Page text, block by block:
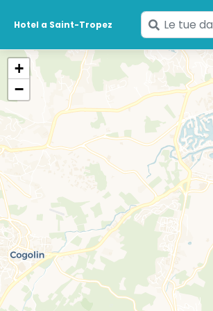
Hotel a Saint-Tropez
Inserisci
le
tue
date
+
−